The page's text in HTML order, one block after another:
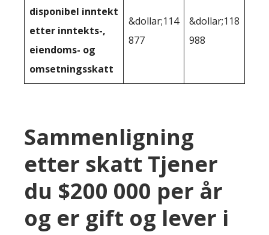
disponibel inntekt
etter inntekts-,
eiendoms- og
omsetningsskatt
&dollar;114
877
&dollar;118
988
Sammenligning
etter skatt Tjener
du $200 000 per år
og er gift og lever i